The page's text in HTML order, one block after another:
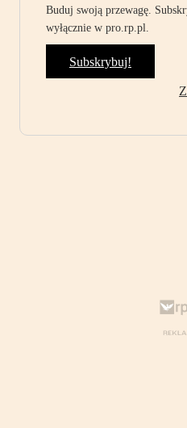
Buduj swoją przewagę.
wyłącznie w pro.rp.pl.
Subskrybuj!